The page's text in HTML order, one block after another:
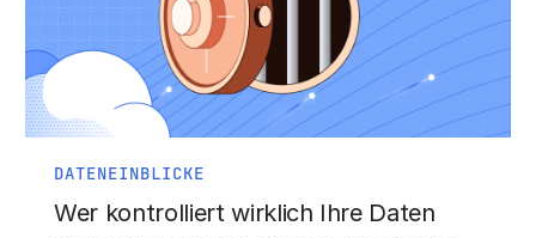
DATENEINBLICKE
Wer kontrolliert wirklich Ihre Daten